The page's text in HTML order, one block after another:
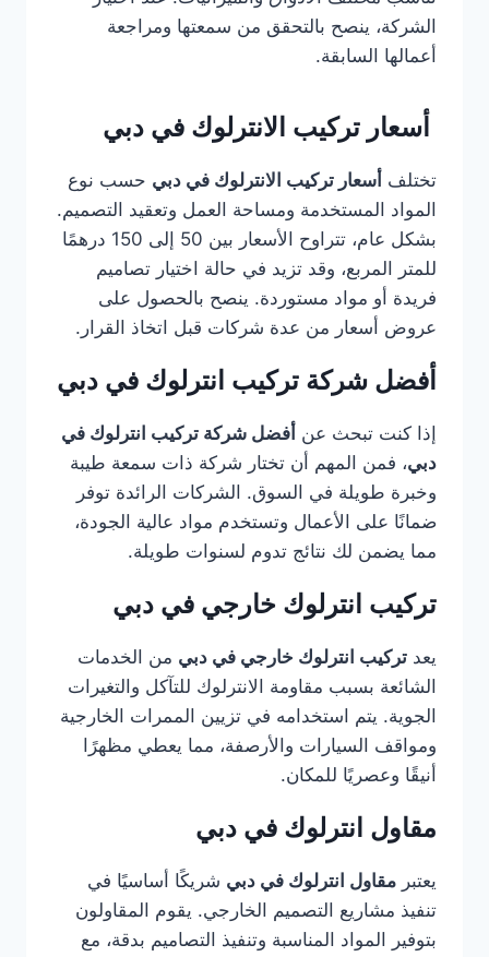
الشركة، ينصح بالتحقق من سمعتها ومراجعة
أعمالها السابقة.
أسعار تركيب الانترلوك في دبي
تختلف أسعار تركيب الانترلوك في دبي حسب نوع
المواد المستخدمة ومساحة العمل وتعقيد التصميم.
بشكل عام، تتراوح الأسعار بين 50 إلى 150 درهمًا
للمتر المربع، وقد تزيد في حالة اختيار تصاميم
فريدة أو مواد مستوردة. ينصح بالحصول على
عروض أسعار من عدة شركات قبل اتخاذ القرار.
أفضل شركة تركيب انترلوك في دبي
إذا كنت تبحث عن أفضل شركة تركيب انترلوك في
دبي، فمن المهم أن تختار شركة ذات سمعة طيبة
وخبرة طويلة في السوق. الشركات الرائدة توفر
ضمانًا على الأعمال وتستخدم مواد عالية الجودة،
مما يضمن لك نتائج تدوم لسنوات طويلة.
تركيب انترلوك خارجي في دبي
يعد تركيب انترلوك خارجي في دبي من الخدمات
الشائعة بسبب مقاومة الانترلوك للتآكل والتغيرات
الجوية. يتم استخدامه في تزيين الممرات الخارجية
ومواقف السيارات والأرصفة، مما يعطي مظهرًا
أنيقًا وعصريًا للمكان.
مقاول انترلوك في دبي
يعتبر مقاول انترلوك في دبي شريكًا أساسيًا في
تنفيذ مشاريع التصميم الخارجي. يقوم المقاولون
بتوفير المواد المناسبة وتنفيذ التصاميم بدقة، مع